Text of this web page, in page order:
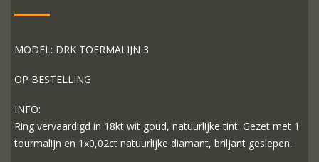
MODEL: DRK TOERMALIJN 3
OP BESTELLING
INFO:
Ring vervaardigd in 18kt wit goud, natuurlijke tint. Gezet met 1
tourmalijn en 1x0,02ct natuurlijke diamant, briljant geslepen.